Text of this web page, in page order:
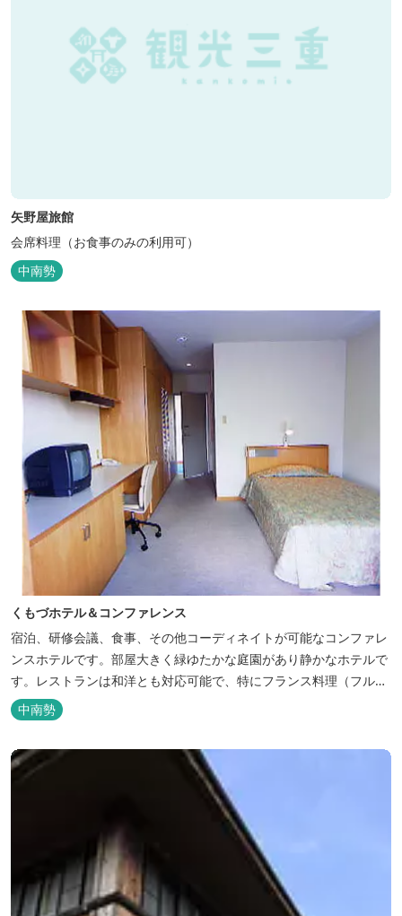
矢野屋旅館
会席料理（お食事のみの利用可）
中南勢
くもづホテル＆コンファレンス
宿泊、研修会議、食事、その他コーディネイトが可能なコンファレ
ンスホテルです。部屋大きく緑ゆたかな庭園があり静かなホテルで
す。レストランは和洋とも対応可能で、特にフランス料理（フルコ
ース）が人気あり是非ご賞味ください。
中南勢